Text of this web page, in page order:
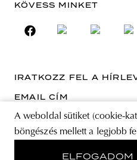
A weboldal sütiket (cookie-
böngészés mellett a legjobb
ELFOGADOM
KÖVESS MINKET
IRATKOZZ FEL A
EMAIL CÍM
A feliratkozással elfogadja az Általános
hogy elolvasta az Adatvédelmi